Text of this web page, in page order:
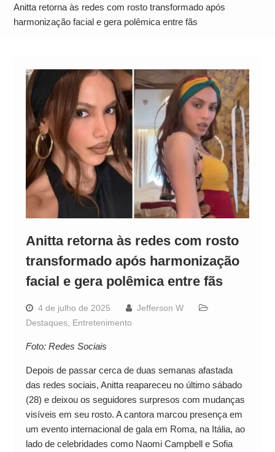
Alto
Anitta retorna às redes com rosto transformado após
harmonização facial e gera polêmica entre fãs
Anitta retorna às redes com rosto
transformado após harmonização
facial e gera polêmica entre fãs
4 de julho de 2025
Jefferson W
Destaques, Entretenimento
Foto: Redes Sociais
Depois de passar cerca de duas semanas afastada
das redes sociais, Anitta reapareceu no último sábado
(28) e deixou os seguidores surpresos com mudanças
visíveis em seu rosto. A cantora marcou presença em
um evento internacional de gala em Roma, na Itália, ao
lado de celebridades como Naomi Campbell e Sofia